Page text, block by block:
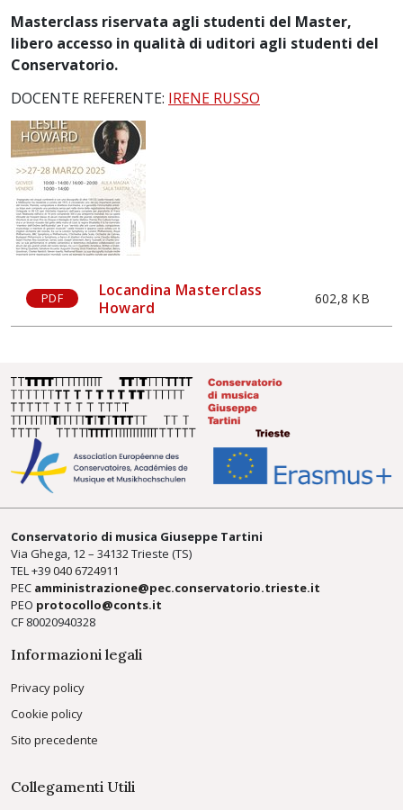
Masterclass riservata agli studenti del Master,
libero accesso in qualità di uditori agli studenti del
Conservatorio.
DOCENTE REFERENTE: IRENE RUSSO
PDF
Locandina Masterclass
Howard
602,8 KB
Conservatorio di musica Giuseppe Tartini
Via Ghega, 12 – 34132 Trieste (TS)
TEL +39040 6724911
PEC amministrazione@pec.conservatorio.trieste.it
PEO protocollo@conts.it
CF 80020940328
Informazioni legali
Privacy policy
Cookie policy
Sito precedente
Collegamenti Utili